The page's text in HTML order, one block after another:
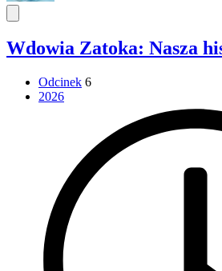
Wdowia Zatoka: Nasza
Odcinek 6
2026